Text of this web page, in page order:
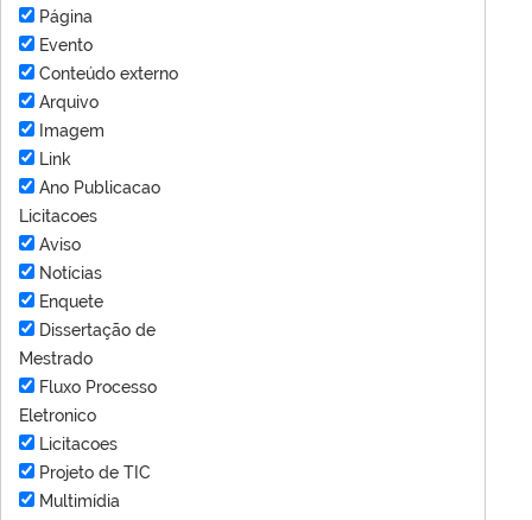
Página
Evento
Conteúdo externo
Arquivo
Imagem
Link
Ano Publicacao
Licitacoes
Aviso
Notícias
Enquete
Dissertação de
Mestrado
Fluxo Processo
Eletronico
Licitacoes
Projeto de TIC
Multimídia